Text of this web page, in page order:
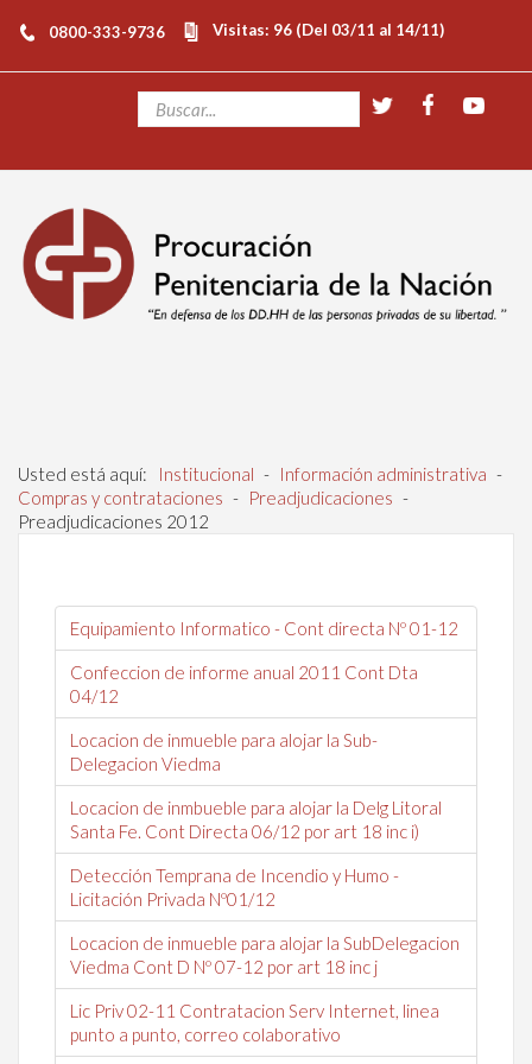
0800-333-9736 Visitas: 96 (Del 03/11 al 14/11)
Usted está aquí: Institucional - Información administrativa -
Compras y contrataciones - Preadjudicaciones -
Preadjudicaciones 2012
Equipamiento Informatico - Cont directa Nº 01-12
Confeccion de informe anual 2011 Cont Dta
04/12
Locacion de inmueble para alojar la Sub-
Delegacion Viedma
Locacion de inmbueble para alojar la Delg Litoral
Santa Fe. Cont Directa 06/12 por art 18 inc i)
Detección Temprana de Incendio y Humo -
Licitación Privada Nº01/12
Locacion de inmueble para alojar la SubDelegacion
Viedma Cont D Nº 07-12 por art 18 inc j
Lic Priv 02-11 Contratacion Serv Internet, linea
punto a punto, correo colaborativo